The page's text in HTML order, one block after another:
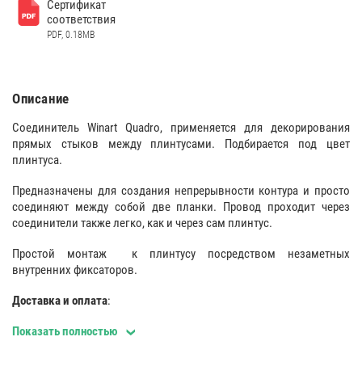
Сертификат
соответствия
PDF, 0.18MB
Описание
Соединитель Winart Quadro, применяется для декорирования
прямых стыков между плинтусами. Подбирается под цвет
плинтуса.
Предназначены для создания непрерывности контура и просто
соединяют между собой две планки. Провод проходит через
соединители также легко, как и через сам плинтус.
Простой монтаж к плинтусу посредством незаметных
внутренних фиксаторов.
Доставка и оплата:
Соединительный элемент Winart Quadro есть в наличии и
Показать полностью